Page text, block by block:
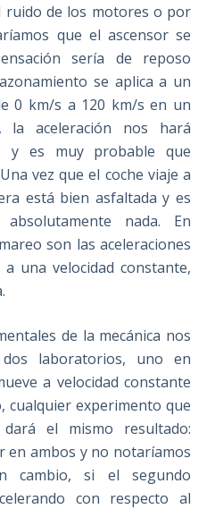
de los motores o por
que el ascensor se
sería de reposo
se aplica a un
0 km/s a 120 km/s en un
la aceleración nos hará
y es muy probable que
vez que el coche viaje a
está bien asfaltada y es
nada. En
son las aceleraciones
una velocidad constante,
de la mecánica nos
laboratorios, uno en
a velocidad constante
cualquier experimento que
el mismo resultado:
en ambos y no notaríamos
cambio, si el segundo
con respecto al